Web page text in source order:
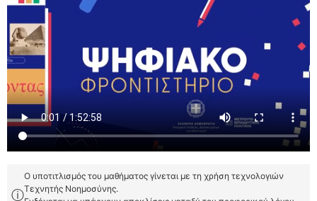
ⓘ
Ο υποτιτλισμός του μαθήματος γίνεται με τη χρήση τεχνολογιών
Τεχνητής Νοημοσύνης.